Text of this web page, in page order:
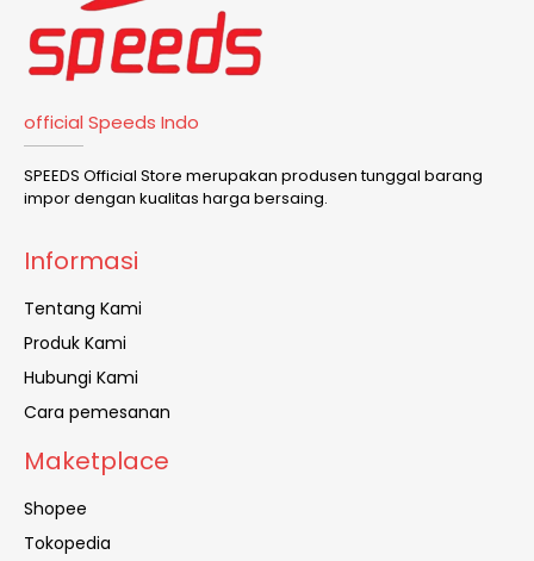
official Speeds Indo
SPEEDS Official Store merupakan produsen tunggal barang
impor dengan kualitas harga bersaing.
Informasi
Tentang Kami
Produk Kami
Hubungi Kami
Cara pemesanan
Maketplace
Shopee
Tokopedia